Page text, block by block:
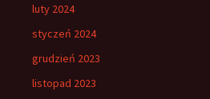
luty 2024
styczeń 2024
grudzień 2023
listopad 2023